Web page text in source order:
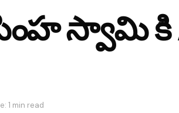
స్వామి కి
1 min read